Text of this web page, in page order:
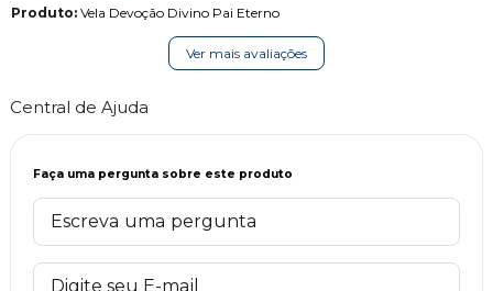
Produto:Vela Devoção Divino Pai Eterno
Ver mais avaliações
Central de Ajuda
Faça uma pergunta sobre este produto